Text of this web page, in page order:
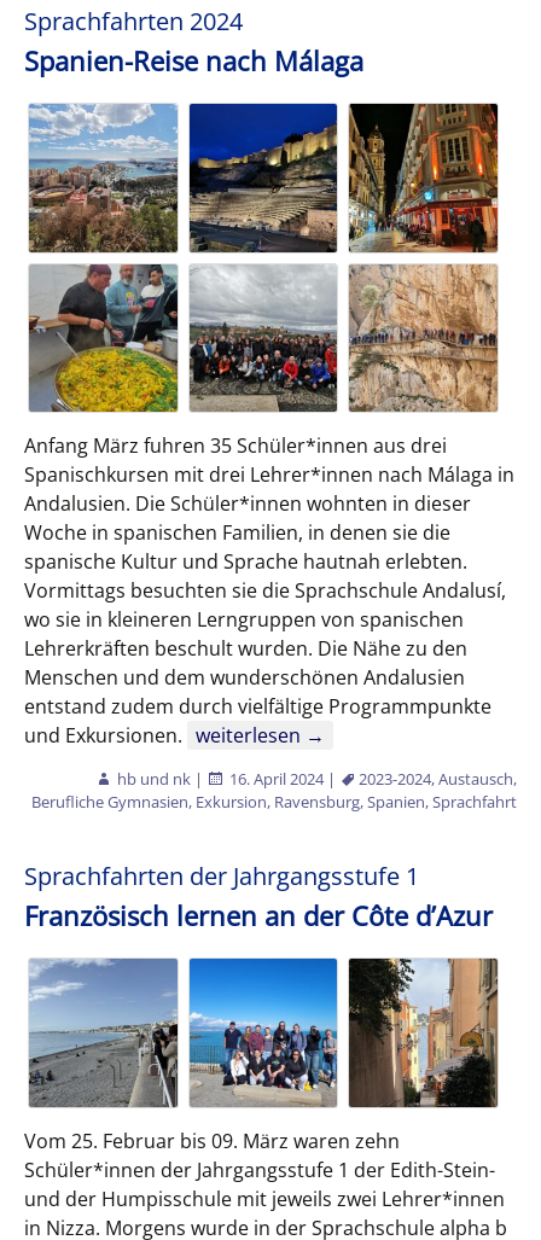
Sprachfahrten 2024
Spanien-Reise nach Málaga
Anfang März fuhren 35 Schüler*innen aus drei
Spanischkursen mit drei Lehrer*innen nach Málaga in
Andalusien. Die Schüler*innen wohnten in dieser
Woche in spanischen Familien, in denen sie die
spanische Kultur und Sprache hautnah erlebten.
Vormittags besuchten sie die Sprachschule Andalusí,
wo sie in kleineren Lerngruppen von spanischen
Lehrerkräften beschult wurden. Die Nähe zu den
Menschen und dem wunderschönen Andalusien
entstand zudem durch vielfältige Programmpunkte
und Exkursionen. Sprachfahrten 2024
weiterlesen →
hb und nk | 16. April 2024| 2023-2024,Austausch,
Berufliche Gymnasien, Exkursion, Ravensburg,Spanien,Sprachfahrt
Sprachfahrten der Jahrgangsstufe 1
Französisch lernen an der Côte d’Azur
Vom 25. Februar bis 09. März waren zehn
Schüler*innen der Jahrgangsstufe 1 der Edith-Stein-
und der Humpisschule mit jeweils zwei Lehrer*innen
in Nizza. Morgens wurde in der Sprachschule alpha b